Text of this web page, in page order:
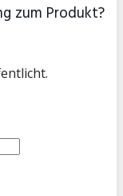
zum Produkt?